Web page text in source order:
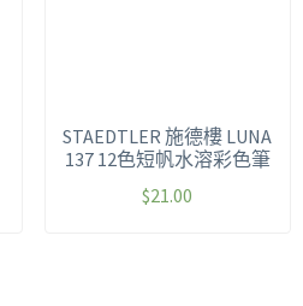
STAEDTLER 施德樓 LUNA
137 12色短帆水溶彩色筆
$21.00